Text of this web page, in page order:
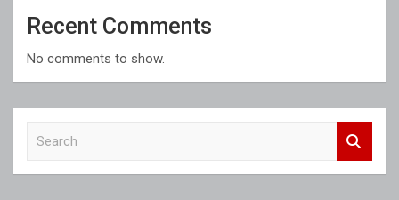
Recent Comments
No comments to show.